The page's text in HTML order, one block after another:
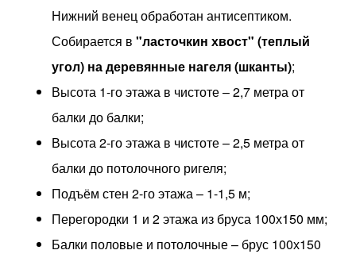
Нижний венец обработан антисептиком.
Собирается в "ласточкин хвост" (теплый
угол) на деревянные нагеля (шканты);
Высота 1-го этажа в чистоте – 2,7 метра от
балки до балки;
Высота 2-го этажа в чистоте – 2,5 метра от
балки до потолочного ригеля;
Подъём стен 2-го этажа – 1-1,5 м;
Перегородки 1 и 2 этажа из бруса 100х150 мм;
Балки половые и потолочные – брус 100х150